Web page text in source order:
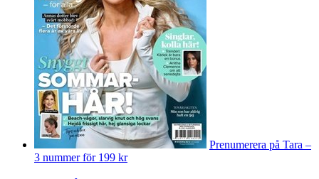
Prenumerera på Tara –
3 nummer för 199 kr